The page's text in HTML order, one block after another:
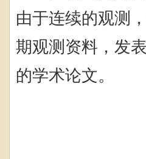
由于连续的观测
期观测资料，发
的学术论文。